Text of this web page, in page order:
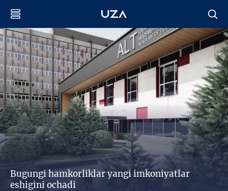
Bugungi hamkorliklar yangi imkoniyatlar
eshigini ochadi